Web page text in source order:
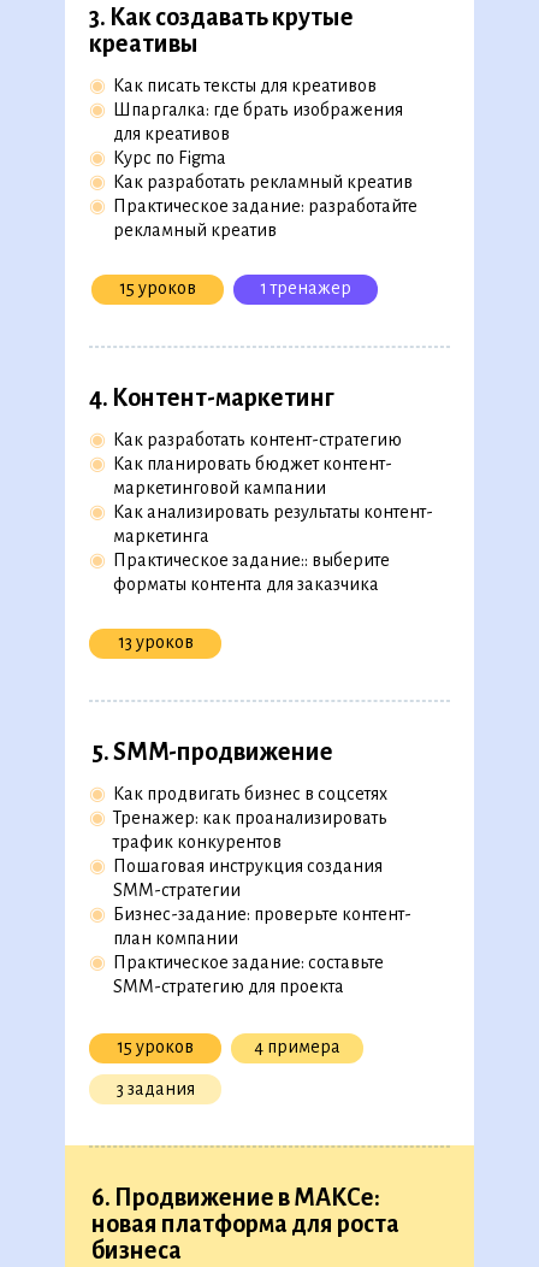
◉
◉
◉
◉
◉
15 уроков 4 примера
3 задания
Как продвигать бизнес в соцсетях
Тренажер: как проанализировать
трафик конкурентов
Пошаговая инструкция создания
SMM-стратегии
Бизнес-задание: проверьте контент-
план компании
Практическое задание: составьте
SMM-стратегию для проекта
5. SMM-продвижение
6. Продвижение в МАКСе:
новая платформа для роста
бизнеса
13 уроков
Как разработать контент-стратегию
Как планировать бюджет контент-
маркетинговой кампании
Как анализировать результаты контент-
маркетинга
Практическое задание:: выберите
форматы контента для заказчика
◉
◉
◉
◉
4. Контент-маркетинг
1 тренажер
15 уроков
Как писать тексты для креативов
Шпаргалка: где брать изображения
для креативов
Курс по Figma
Как разработать рекламный креатив
Практическое задание: разработайте
рекламный креатив
◉
◉
◉
◉
◉
3. Как создавать крутые
креативы
◉
◉
◉
◉
◉
◉
◉
◉
◉
◉
◉
◉
◉
◉
◉
◉
◉
◉
◉
◉
Как писать тексты для креативов
Как разработать рекламный креатив
Практический кейс: разработайте
рекламный креатив
◉
◉
◉
◉
креативы
9 уроков 1 кейс
Какие показатели эффективности есть
Воркшоп: как использовать UTM-метки
Воркшоп: как проанализировать
показатели с помощью
«Яндекс.Метрики»
Маркировка рекламы
Аналитика в Roistat
скоро на платформе
◉
◉
◉
◉
◉
2. Основы маркетинговой
7 уроков 1 кейс
1 тренажер
Цели и задачи интернет-маркетинга
маркетинге
Как развиваться в интернет-маркетинге
◉
◉
◉
1. Введ ение в интернет-
маркетинг
Скачать полную версию в